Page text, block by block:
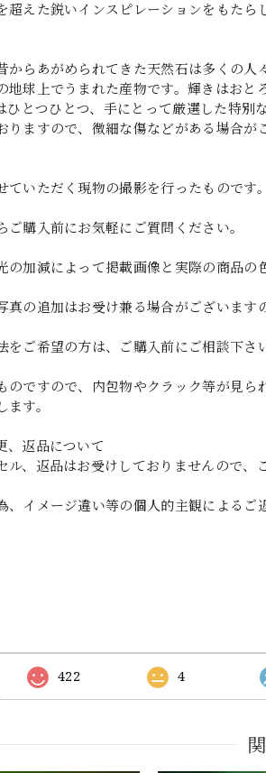
超えた鋭いインスピレーションをもた
からあがめられてきた天然石は多くの
地球上でうまれた産物です。輝きはおと
とつひとつ、手にとって厳選した特別
りますので、微細な傷などがある場合
いただく現物の撮影を行ったものです。
ご購入前にお気軽にご質問ください。
の加減によって掲載画像と実際の商品の
真の追加はお受け兼る場合がございます
をご希望の方は、ご購入前にご相談下さい
のですので、内包物やクラック等が見
す。
、返品について
ル、返品はお受けしておりませんので、
イメージ違い等の個人的主観によるご
422 4